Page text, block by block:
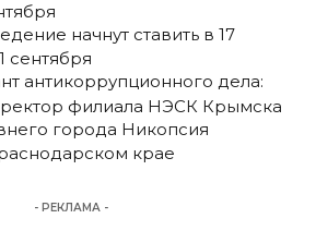
начнут ставить в 17
сентября
антикоррупционного дела:
филиала НЭСК Крымска
города Никопсия
крае
- РЕКЛАМА -